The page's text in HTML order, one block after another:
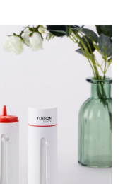
-
emballage
le produit
la bouteille